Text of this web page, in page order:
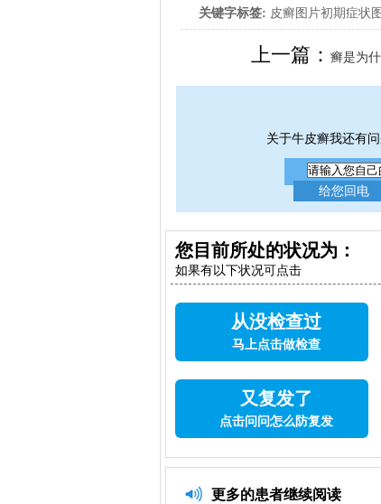
关键字标签: 皮癣图片初期症状
上一篇：癣是为
关于牛皮癣我还有
您目前所处的状况为：
如果有以下状况可点击
从没检查过
马上点击做检查
又复发了
点击问问怎么防复发
更多的患者继续阅读